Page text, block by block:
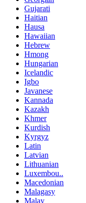
Gujarati
Haitian
Hausa
Hawaiian
Hebrew
Hmong
Hungarian
Icelandic
Igbo
Javanese
Kannada
Kazakh
Khmer
Kurdish
Kyrgyz
Latin
Latvian
Lithuanian
Luxembou..
Macedonian
Malagasy
Malay